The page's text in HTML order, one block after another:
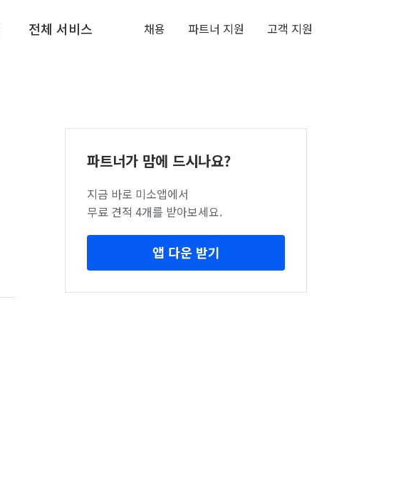
전체 서비스 채용 파트너 지원 고객 지원
파트너가 맘에 드시나요?
지금 바로 미소앱에서
무료 견적 4개를 받아보세요.
앱 다운 받기